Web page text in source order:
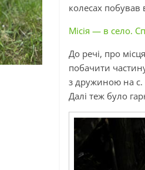
колесах побував
Місія — в село.
До речі, про
побачити
з дружиною на с.
Далі теж було